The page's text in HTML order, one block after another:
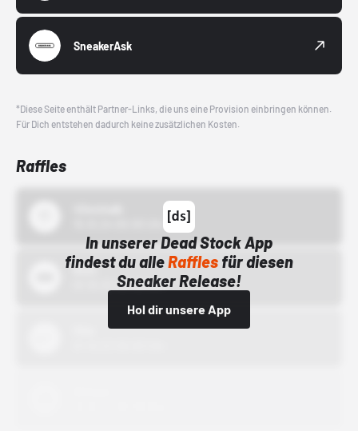
SneakerAsk
*Diese Seite enthält Partner-Links, die uns eine Provision einbringen können.
Für Dich entstehen dadurch keine zusätzlichen Kosten.
Raffles
In unserer Dead Stock App
findest du alleRafflesfür diesen
Sneaker Release!
Hol dir unsere App
Bstn
01.10.22 00:00 Uhr